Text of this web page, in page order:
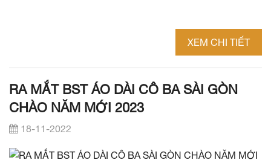
XEM CHI TIẾT
RA MẮT BST ÁO DÀI CÔ BA SÀI GÒN
CHÀO NĂM MỚI 2023
18-11-2022